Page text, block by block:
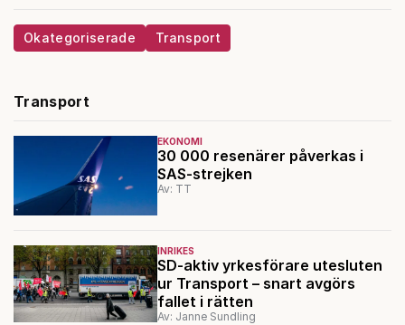
Okategoriserade Transport
Transport
EKONOMI
30 000 resenärer påverkas i
SAS-strejken
Av: TT
INRIKES
SD-aktiv yrkesförare utesluten
ur Transport – snart avgörs
fallet i rätten
Av: Janne Sundling